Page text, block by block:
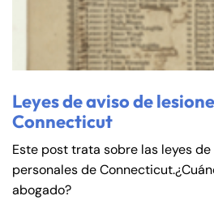
Leyes de aviso de
Connecticut
Este post trata sobre las leyes
personales de
abogado?